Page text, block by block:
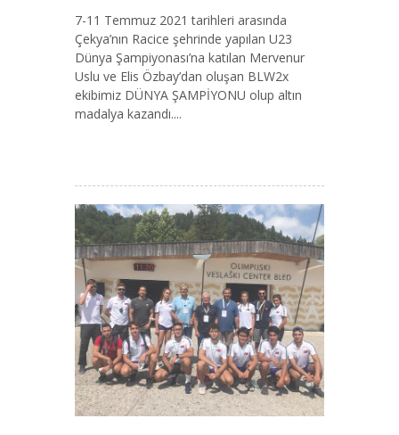
7-11 Temmuz 2021 tarihleri arasında
Çekya’nın Racice şehrinde yapılan U23
Dünya Şampiyonası’na katılan Mervenur
Uslu ve Elis Özbay’dan oluşan BLW2x
ekibimiz DÜNYA ŞAMPİYONU olup altın
madalya kazandı....